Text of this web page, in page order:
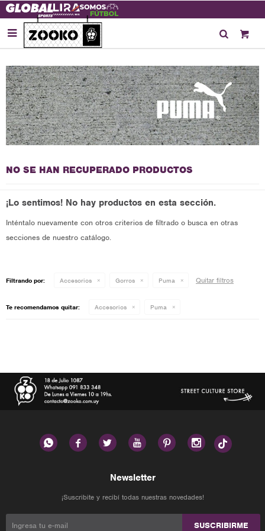

NO SE HAN RECUPERADO PRODUCTOS
¡Lo sentimos! No hay productos en esta sección.
Inténtalo nuevamente con otros criterios de filtrado o busca en otras
secciones de nuestro catálogo.
Filtrando por: Accesorios Gorros Puma Quitar filtros
Te recomendamos quitar: Accesorios Puma
     
Newsletter
¡Suscribite y recibí todas nuestras novedades!
SUSCRIBIRME